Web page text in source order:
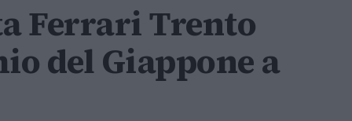
Ferrari Trento
del Giappone a